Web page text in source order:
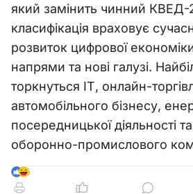
який замінить чинний
класифікація враховує
розвиток цифрової
напрями та нові галузі.
торкнуться ІТ, онлайн-
автомобільного бізнесу,
посередницької діяльності
оборонно-промислового
6